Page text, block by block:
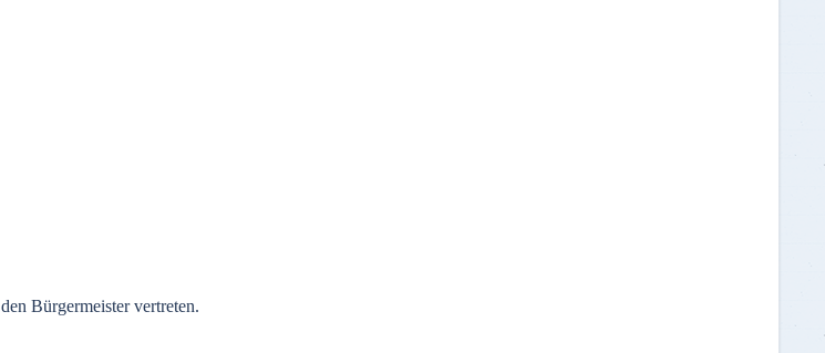
den Bürgermeister vertreten.